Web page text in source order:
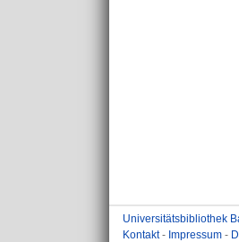
Universitätsbibliothek
Kontakt- Impressum -